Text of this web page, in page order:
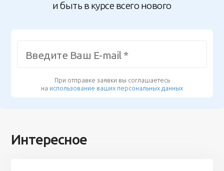
и быть в курсе всего нового
При отправке заявки вы соглашаетесь
на использование ваших персональных данных
Интересное